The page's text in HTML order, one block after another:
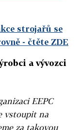
strojařů se
- čtěte ZDE
a vývozci
EEPC
vstoupit na
za takovou